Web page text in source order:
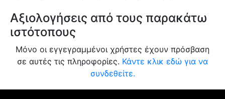
Αξιολογήσεις από τους παρακάτω
ιστότοπους
Μόνο οι εγγεγραμμένοι χρήστες έχουν πρόσβαση
σε αυτές τις πληροφορίες. Κάντε κλικ εδώ για να
συνδεθείτε.